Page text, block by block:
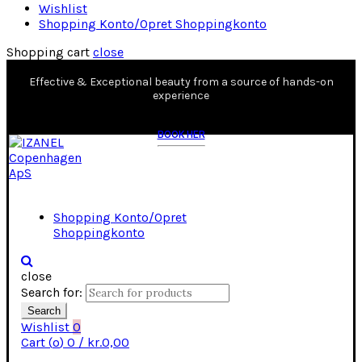
Wishlist
Shopping Konto/Opret Shoppingkonto
Shopping cart close
Effective & Exceptional beauty from a source of hands-on
experience
BOOK HER
Shopping Konto/Opret
Shoppingkonto
close
Search for:
Search
Wishlist 0
Cart (o) 0 / kr.0,00